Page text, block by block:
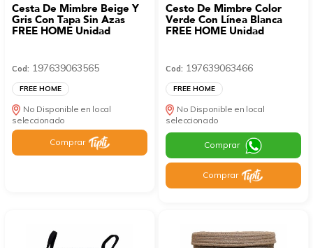
Cesta De Mimbre Beige Y
Gris Con Tapa Sin Azas
FREE HOME Unidad
Cod: 197639063565
FREE HOME
No Disponible en local
seleccionado
Comprar
Cesto De Mimbre Color
Verde Con Línea Blanca
FREE HOME Unidad
Cod: 197639063466
FREE HOME
No Disponible en local
seleccionado
Comprar
Comprar